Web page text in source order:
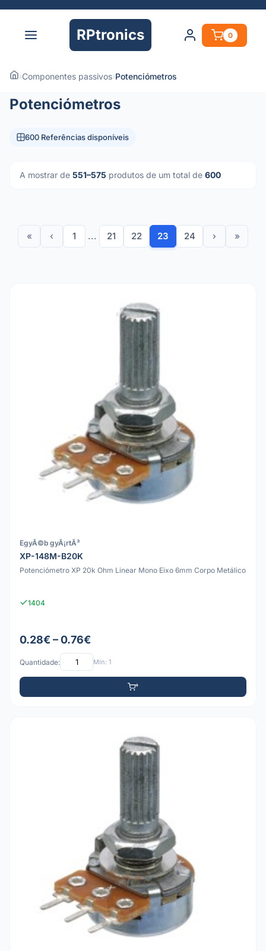
RPtronics 0
›Componentes passivos›Potenciómetros
Potenciómetros
600 Referências disponíveis
A mostrar de 551–575 produtos de um total de 600
« ‹ 1 ... 21 22 23 24 › »
EgyÃ©b gyÃ¡rtÃ³
XP-148M-B20K
Potenciómetro XP 20k Ohm Linear Mono Eixo 6mm Corpo Metálico
1404
0.28€ – 0.76€
Quantidade: Mín: 1